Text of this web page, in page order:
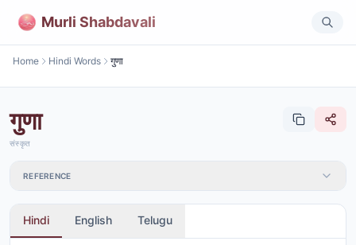
Murli Shabdavali
Home Hindi Words गुणा
गुणा
संस्कृत
REFERENCE
Hindi English Telugu